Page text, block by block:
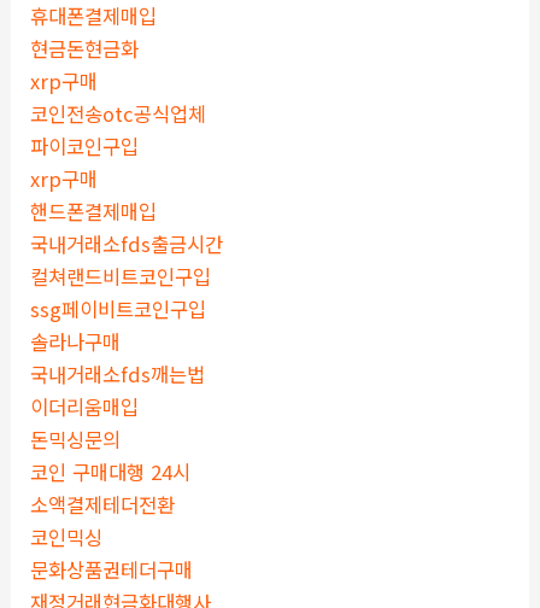
휴대폰결제매입
현금돈현금화
xrp구매
코인전송otc공식업체
파이코인구입
xrp구매
핸드폰결제매입
국내거래소fds출금시간
컬쳐랜드비트코인구입
ssg페이비트코인구입
솔라나구매
국내거래소fds깨는법
이더리움매입
돈믹싱문의
코인 구매대행 24시
소액결제테더전환
코인믹싱
문화상품권테더구매